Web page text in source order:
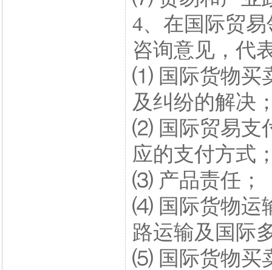
4、在国际贸
咨询意见，代
⑴ 国际货物买
及纠纷的解决
⑵ 国际贸易支
应的支付方式
⑶ 产品责任；
⑷ 国际货物运
路运输及国际
⑸ 国际货物买